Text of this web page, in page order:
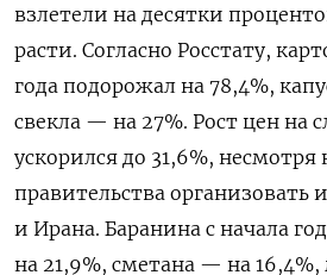
взлетели на десятки
расти. Согласно Росстату,
года подорожал на 78,4%,
свекла — на 27%. Рост цен на
ускорился до 31,6%,
правительства
и Ирана. Баранина с начала
на 21,9%, сметана — на